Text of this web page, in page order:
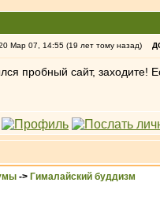
Мар 07, 14:55 (19 лет тому назад)
пробный сайт, заходите!
-> Гималайский буддизм